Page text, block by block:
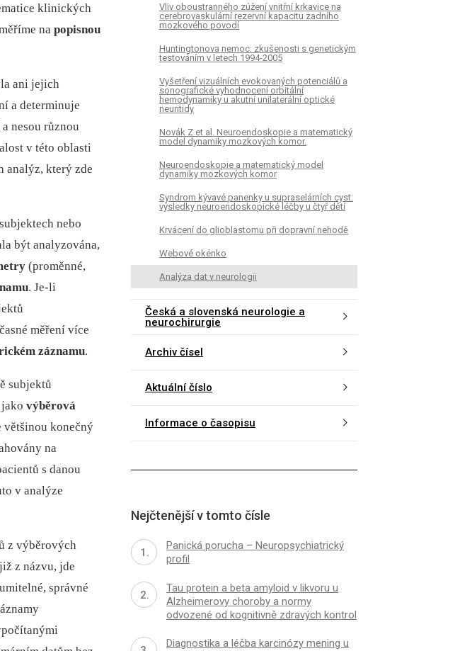
klinických
na popisnou
ani jejich
a determinuje
nesou různou
v této oblasti
analýz, který zde
nebo
být analyzována,
(proměnné,
. Je-li
měření více
záznamu.
subjektů
výběrová
většinou konečný
na
s danou
v analýze
z výběrových
z názvu, jde
správné
Vliv oboustranného zúžení vnitřní krkavice na
cerebrovaskulární rezervní kapacitu zadního
mozkového povodí
Huntingtonova nemoc: zkušenosti s genetickým
testováním v letech 1994-2005
Vyšetření vizuálních evokovaných potenciálů a
sonografické vyhodnocení orbitální
hemodynamiky u akutní unilaterální optické
neuritidy
Novák Z et al. Neuroendoskopie a matematický
model dynamiky mozkových komor.
Neuroendoskopie a matematický model
dynamiky mozkových komor
Syndrom kývavé panenky u supraselárních cyst:
výsledky neuroendoskopické léčby u čtyř dětí
Krvácení do glioblastomu při dopravní nehodě
Webové okénko
Analýza dat v neurologii
Česká a slovenská neurologie a
neurochirurgie
Archiv čísel
Aktuální číslo
Informace o časopisu
Nejčtenější v tomto čísle
Panická porucha – Neuropsychiatrický
profil
Tau protein a beta amyloid v likvoru u
Alzheimerovy choroby a normy
odvozené od kognitivně zdravých kontrol
Diagnostika a léčba karcinózy mening u